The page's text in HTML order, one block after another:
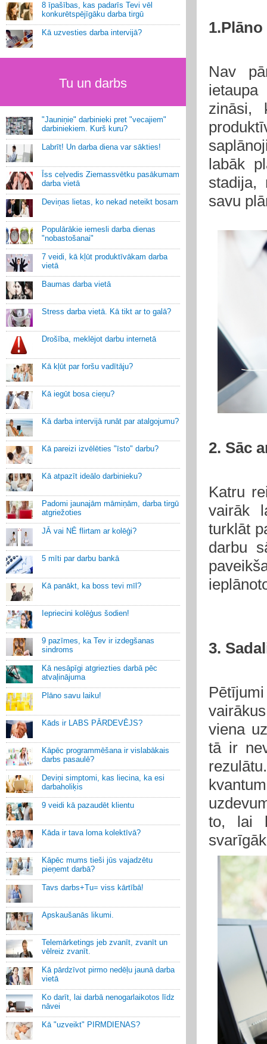
8 īpašības, kas padarīs Tevi vēl
konkurētspējīgāku darba tirgū
Kā uzvesties darba intervijā?
Tu un darbs
"Jauniņie" darbinieki pret "vecajiem"
darbiniekiem. Kurš kuru?
Labrīt! Un darba diena var sākties!
Īss ceļvedis Ziemassvētku pasākumam
darba vietā
Deviņas lietas, ko nekad neteikt bosam
Populārākie iemesli darba dienas
"nobastošanai"
7 veidi, kā kļūt produktīvākam darba
vietā
Baumas darba vietā
Stress darba vietā. Kā tikt ar to galā?
Drošība, meklējot darbu internetā
Kā kļūt par foršu vadītāju?
Kā iegūt bosa cieņu?
Kā darba intervijā runāt par atalgojumu?
Kā pareizi izvēlēties "īsto" darbu?
Kā atpazīt ideālo darbinieku?
Padomi jaunajām māmiņām, darba tirgū
atgriežoties
JĀ vai NĒ flirtam ar kolēģi?
5 mīti par darbu bankā
Kā panākt, ka boss tevi mīl?
Iepriecini kolēģus šodien!
9 pazīmes, ka Tev ir izdegšanas
sindroms
Kā nesāpīgi atgriezties darbā pēc
atvaļinājuma
Plāno savu laiku!
Kāds ir LABS PĀRDEVĒJS?
Kāpēc programmēšana ir vislabākais
darbs pasaulē?
Deviņi simptomi, kas liecina, ka esi
darbaholiķis
9 veidi kā pazaudēt klientu
Kāda ir tava loma kolektīvā?
Kāpēc mums tieši jūs vajadzētu
pieņemt darbā?
Tavs darbs+Tu= viss kārtībā!
Apskaušanās likumi.
Telemārketings jeb zvanīt, zvanīt un
vēlreiz zvanīt.
Kā pārdzīvot pirmo nedēļu jaunā darba
vietā
Ko darīt, lai darbā nenogarlaikotos līdz
nāvei
Kā "uzveikt" PIRMDIENAS?
Nav
zināsi,
labāk
stadija,
savu
2. Sāc
Katru
vairāk
turklāt
darbu
3.
viena
tā ir
to, lai